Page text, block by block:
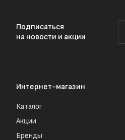
Подписаться
на новости и акции
Интернет-магазин
Каталог
Акции
Бренды